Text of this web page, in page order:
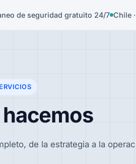
de seguridad gratuito 24/7 Chile
de la estrategia a la